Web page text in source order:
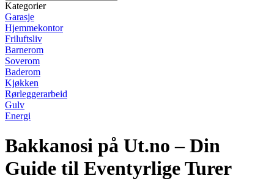
Kategorier
Garasje
Hjemmekontor
Friluftsliv
Barnerom
Soverom
Baderom
Kjøkken
Rørleggerarbeid
Gulv
Energi
Bakkanosi på Ut.no – Din
Guide til Eventyrlige Turer